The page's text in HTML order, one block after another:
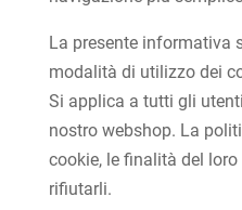
La presente informativa
modalità di utilizzo dei
Si applica a tutti gli
nostro webshop. La
cookie, le finalità del
rifiutarli.